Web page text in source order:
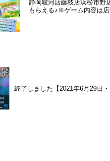
静岡駿河店藤枝店浜松市野
もらえる♪※ゲーム内容は店
終了しました【2021年6月29日